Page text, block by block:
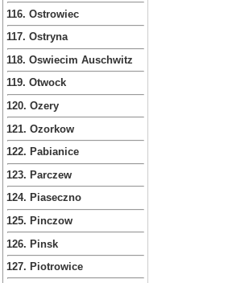
116. Ostrowiec
117. Ostryna
118. Oswiecim Auschwitz
119. Otwock
120. Ozery
121. Ozorkow
122. Pabianice
123. Parczew
124. Piaseczno
125. Pinczow
126. Pinsk
127. Piotrowice